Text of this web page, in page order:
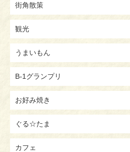
街角散策
観光
うまいもん
B-1グランプリ
お好み焼き
ぐる☆たま
カフェ